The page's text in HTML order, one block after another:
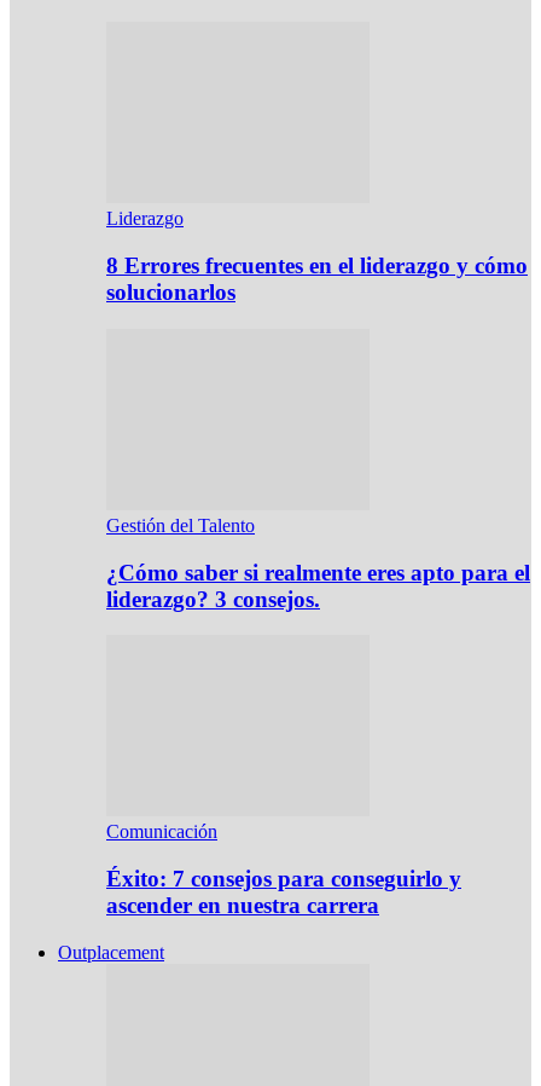
Liderazgo
8 Errores frecuentes en el liderazgo y cómo
solucionarlos
Gestión del Talento
¿Cómo saber si realmente eres apto para el
liderazgo? 3 consejos.
Comunicación
Éxito: 7 consejos para conseguirlo y
ascender en nuestra carrera
Outplacement